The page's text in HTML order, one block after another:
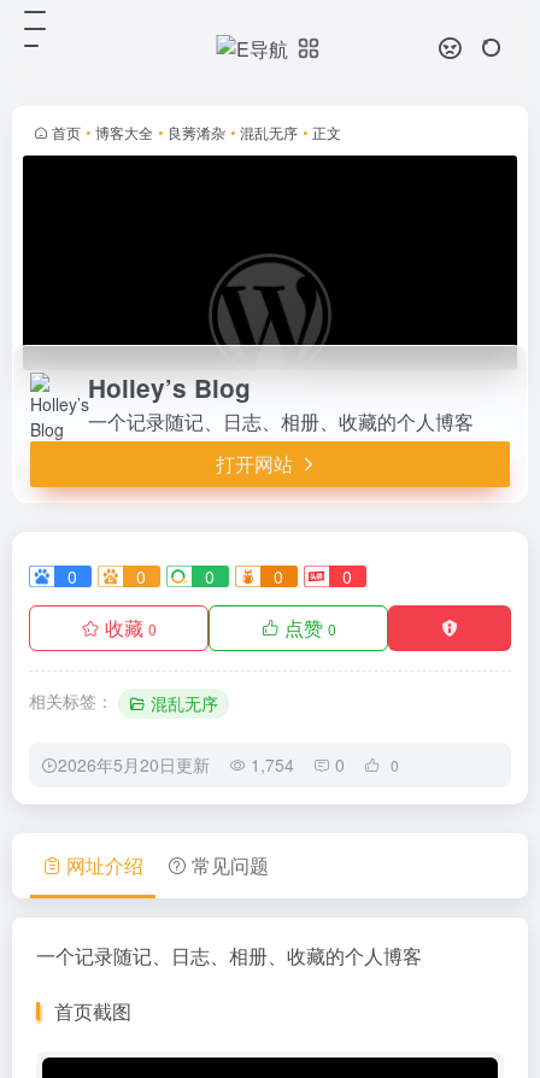
首页 • 博客大全 • 良莠淆杂 • 混乱无序 • 正文
Holley’s Blog
一个记录随记、日志、相册、收藏的个人博客
打开网站
0 0 0 0 0
收藏 0 点赞 0
相关标签： 混乱无序
2026年5月20日更新 1,754 0 0
网址介绍 常见问题
一个记录随记、日志、相册、收藏的个人博客
首页截图